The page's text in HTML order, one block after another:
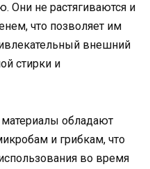
Они не растягиваются и
что позволяет им
внешний
стирки и
материалы обладают
и грибкам, что
во время